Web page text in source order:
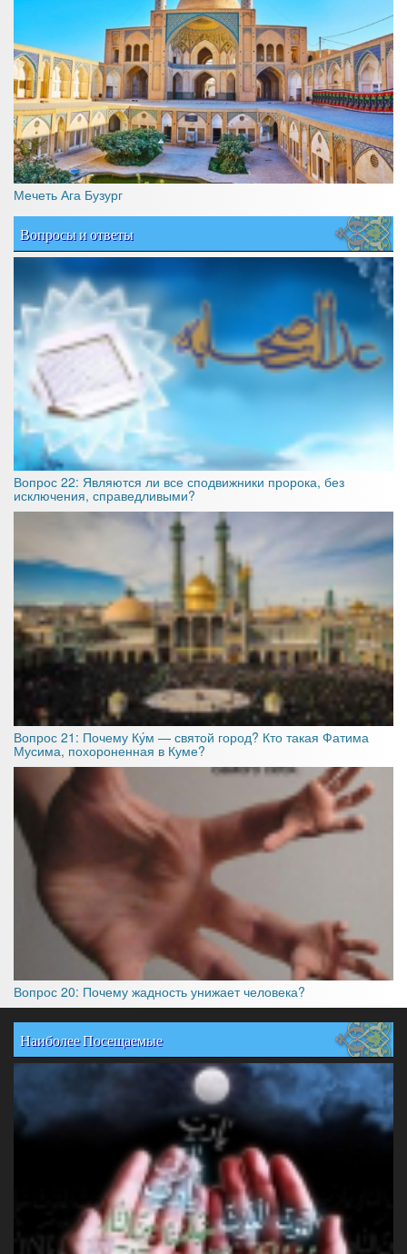
Мечеть Ага Бузург
Вопросы и ответы
Вопрос 22: Являются ли все сподвижники пророка, без
исключения, справедливыми?
Вопрос 21: Почему Ку́м — святой город? Кто такая Фатима
Мусима, похороненная в Куме?
Вопрос 20: Почему жадность унижает человека?
Наиболее Посещаемые